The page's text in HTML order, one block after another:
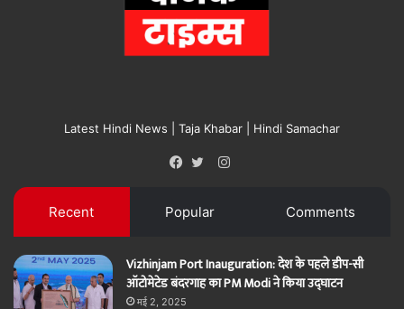
Latest Hindi News | Taja Khabar | Hindi Samachar
Instagram
Recent Popular Comments
Vizhinjam Port Inauguration: देश के पहले डीप-सी
ऑटोमेटेड बंदरगाह का PM Modi ने किया उद्घाटन
मई 2, 2025